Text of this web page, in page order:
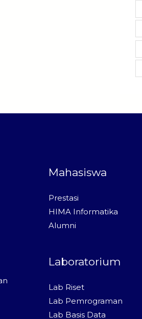
Mahasiswa
Prestasi
HIMA Informatika
Alumni
Laboratorium
Lab Riset
Lab Pemrograman
Lab Basis Data